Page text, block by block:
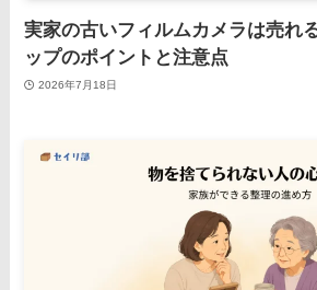
実家の古いフィルムカメラは売れ
ップのポイントと注意点
2026年7月18日